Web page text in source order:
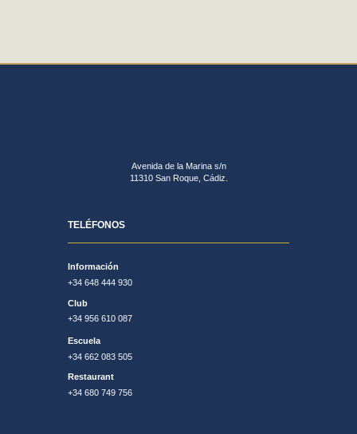
Avenida de la Marina s/n
11310 San Roque, Cádiz.
TELÉFONOS
Información
+34 648 444 930
Club
+34 956 610 087
Escuela
+34 662 083 505
Restaurant
+34 680 749 756